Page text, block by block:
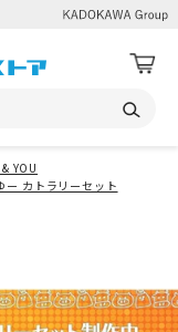
YOU
ー カトラリーセット